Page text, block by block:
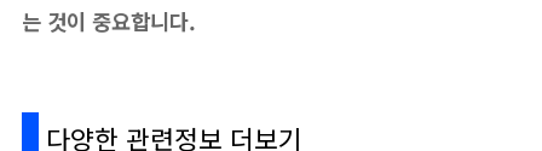
는 것이 중요합니다.
다양한 관련정보 더보기